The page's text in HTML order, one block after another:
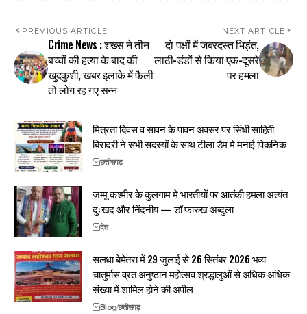
PREVIOUS ARTICLE
Crime News : शख्स ने तीन
बच्चों की हत्या के बाद की
खुदकुशी, खबर इलाके में फैली
तो लोग रह गए सन्न
NEXT ARTICLE
दो पक्षों में जबरदस्त भिड़ंत,
लाठी-डंडों से किया एक-दूसरे
पर हमला
मित्रता दिवस व सावन के पावन अवसर पर सिंधी साहिती
बिरादरी ने सभी सदस्यों के साथ टीला डैम मे मनाई पिकनिक
छत्तीसगढ़
जम्मू कश्मीर के कुलगाम मे भारतीयों पर आतंकी हमला अत्यंत
दुःखद और निंदनीय — डॉ फारुख अब्दुला
देश
सलधा बेमेतरा में 29 जुलाई से 26 सितंबर 2026 भव्य
चातुर्मास व्रत अनुष्ठान महोत्सव श्रद्धालुओं से अधिक अधिक
संख्या में शामिल होने की अपील
Blogछत्तीसगढ़